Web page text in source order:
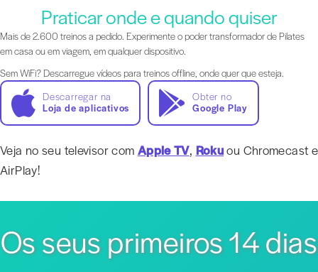
Praticar onde e quando quiser
Mais de 2.600 treinos a pedido. Experimente o poder transformador de Pilates
em casa ou em viagem, em qualquer dispositivo.
Sem WiFi? Descarregue vídeos para treinos offline, onde quer que esteja.
Descarregar na
Loja de aplicativos
Obter no
Google Play
Veja no seu televisor com Apple TV, Rokuou Chromecast e
AirPlay!
Os seus primeiros 14 dias